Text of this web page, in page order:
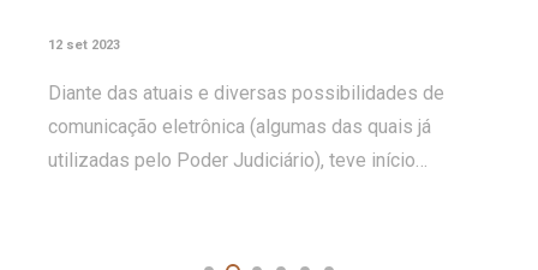
12 set 2023
Diante das atuais e diversas possibilidades de
comunicação eletrônica (algumas das quais já
utilizadas pelo Poder Judiciário), teve início…